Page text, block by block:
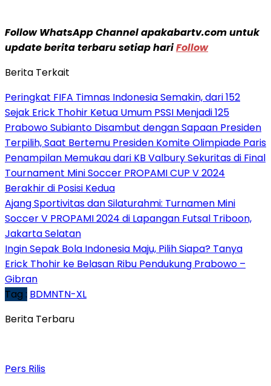
Follow WhatsApp Channel apakabartv.com untuk
update berita terbaru setiap hariFollow
Berita Terkait
Peringkat FIFA Timnas Indonesia Semakin, dari 152
Sejak Erick Thohir Ketua Umum PSSI Menjadi 125
Prabowo Subianto Disambut dengan Sapaan Presiden
Terpilih, Saat Bertemu Presiden Komite Olimpiade Paris
Penampilan Memukau dari KB Valbury Sekuritas di Final
Tournament Mini Soccer PROPAMI CUP V 2024
Berakhir di Posisi Kedua
Ajang Sportivitas dan Silaturahmi: Turnamen Mini
Soccer V PROPAMI 2024 di Lapangan Futsal Triboon,
Jakarta Selatan
Ingin Sepak Bola Indonesia Maju, Pilih Siapa? Tanya
Erick Thohir ke Belasan Ribu Pendukung Prabowo –
Gibran
Tag : BDMNTN-XL
Berita Terbaru
Pers Rilis